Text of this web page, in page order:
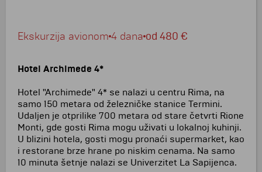
Ekskurzija avionom 4 dana od 480 €
Hotel Archimede 4*
Hotel "Archimede" 4* se nalazi u centru Rima, na
samo 150 metara od železničke stanice Termini.
Udaljen je otprilike 700 metara od stare četvrti Rione
Monti, gde gosti Rima mogu uživati u lokalnoj kuhinji.
U blizini hotela, gosti mogu pronaći supermarket, kao
i restorane brze hrane po niskim cenama. Na samo
10 minuta šetnje nalazi se Univerzitet La Sapijenca.